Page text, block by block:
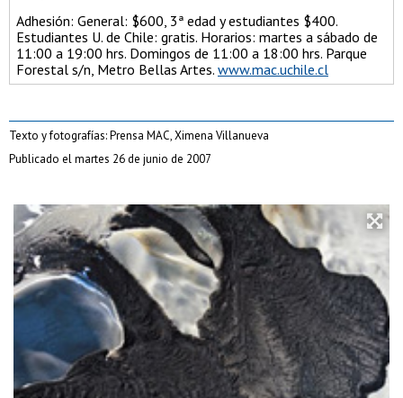
Adhesión: General: $600, 3ª edad y estudiantes $400.
Estudiantes U. de Chile: gratis. Horarios: martes a sábado de
11:00 a 19:00 hrs. Domingos de 11:00 a 18:00 hrs. Parque
Forestal s/n, Metro Bellas Artes. www.mac.uchile.cl
Texto y fotografías: Prensa MAC, Ximena Villanueva
Publicado el martes 26 de junio de 2007